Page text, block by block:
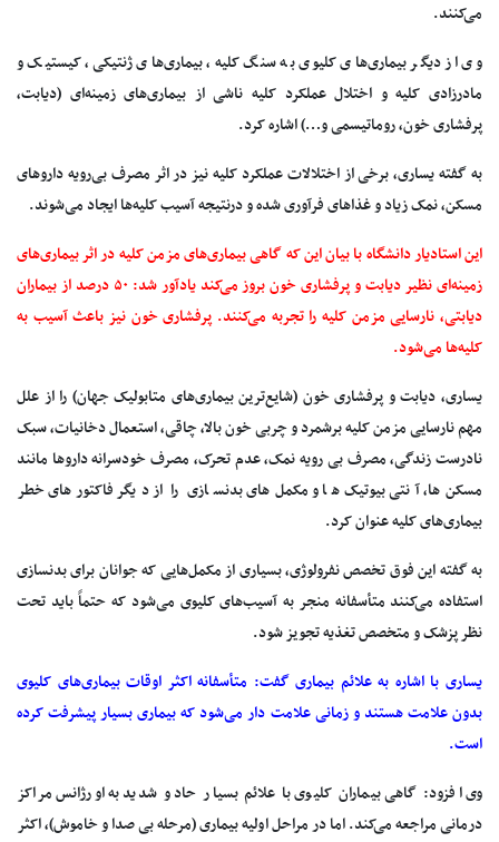
می‌کنند.
وی از دیگر بیماری‌های کلیوی به سنگ کلیه، بیماری‌های ژنتیکی، کیستیک و
مادرزادی کلیه و اختلال عملکرد کلیه ناشی از بیماری‌های زمینه‌ای (دیابت،
پرفشاری خون، روماتیسمی و…) اشاره کرد.
به گفته یساری، برخی از اختلالات عملکرد کلیه نیز در اثر مصرف بی‌رویه داروهای
مسکن، نمک زیاد و غذاهای فرآوری شده و درنتیجه آسیب کلیه‌ها ایجاد می‌شوند.
این استادیار دانشگاه با بیان این که گاهی بیماری‌های مزمن کلیه در اثر بیماری‌های
زمینه‌ای نظیر دیابت و پرفشاری خون بروز می‌کند یادآور شد: ۵۰ درصد از بیماران
دیابتی، نارسایی مزمن کلیه را تجربه می‌کنند. پرفشاری خون نیز باعث آسیب به
کلیه‌ها می‌شود.
یساری، دیابت و پرفشاری خون (شایع‌ترین بیماری‌های متابولیک جهان) را از علل
مهم نارسایی مزمن کلیه برشمرد و چربی خون بالا، چاقی، استعمال دخانیات، سبک
نادرست زندگی، مصرف بی رویه نمک، عدم تحرک، مصرف خودسرانه داروها مانند
مسکن‌ها، آنتی بیوتیک‌ها و مکمل‌های بدنسازی را از دیگر فاکتورهای خطر
بیماری‌های کلیه عنوان کرد.
به گفته این فوق تخصص نفرولوژی، بسیاری از مکمل‌هایی که جوانان برای بدنسازی
استفاده می‌کنند متأسفانه منجر به آسیب‌های کلیوی می‌شود که حتماً باید تحت
نظر پزشک و متخصص تغذیه تجویز شود.
یساری با اشاره به علائم بیماری گفت: متأسفانه اکثر اوقات بیماری‌های کلیوی
بدون علامت هستند و زمانی علامت دار می‌شود که بیماری بسیار پیشرفت کرده
است.
وی افزود: گاهی بیماران کلیوی با علائم بسیار حاد و شدید به اورژانس مراکز
درمانی مراجعه می‌کند. اما در مراحل اولیه بیماری (مرحله بی صدا و خاموش)، اکثر